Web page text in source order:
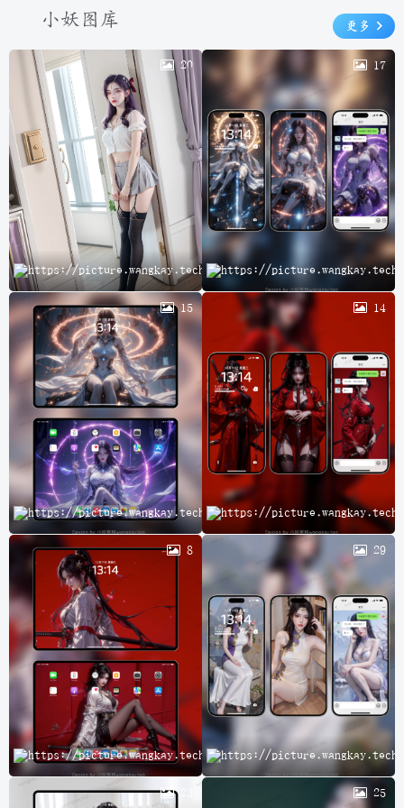
小妖图库 更多
20
云
17
15
完
14
8
AI
29
23 25